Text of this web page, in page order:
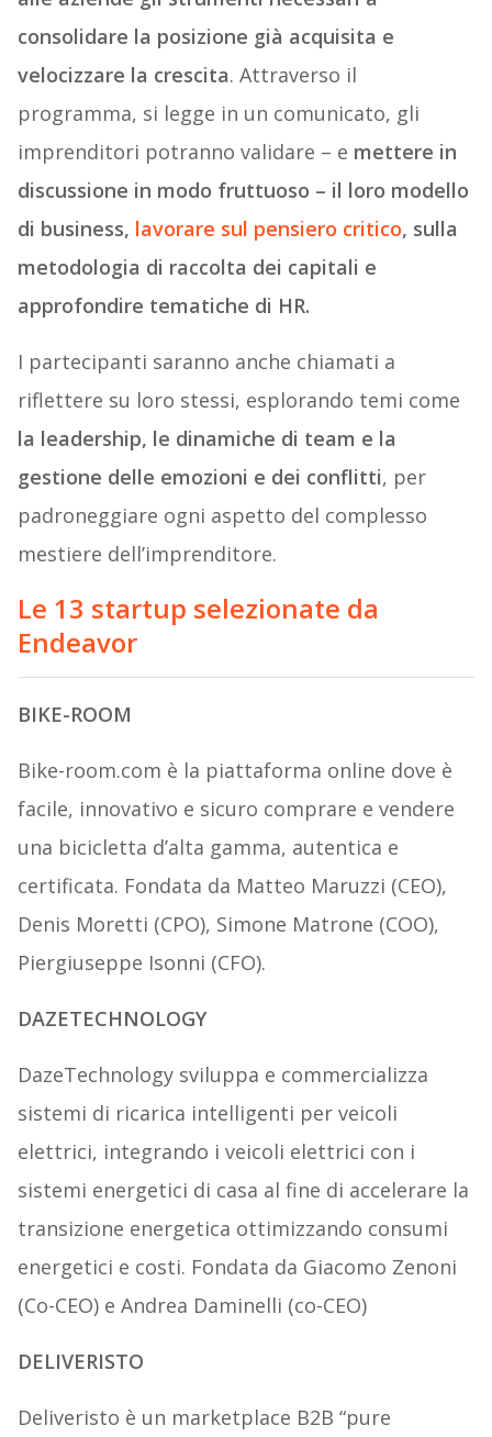
consolidare la posizione già acquisita e
velocizzare la crescita. Attraverso il
programma, si legge in un comunicato, gli
imprenditori potranno validare – e mettere in
discussione in modo fruttuoso – il loro modello
di business, lavorare sul pensiero critico, sulla
metodologia di raccolta dei capitali e
approfondire tematiche di HR.
I partecipanti saranno anche chiamati a
riflettere su loro stessi, esplorando temi come
la leadership, le dinamiche di team e la
gestione delle emozioni e dei conflitti, per
padroneggiare ogni aspetto del complesso
mestiere dell’imprenditore.
Le 13 startup selezionate da
Endeavor
BIKE-ROOM
Bike-room.com è la piattaforma online dove è
facile, innovativo e sicuro comprare e vendere
una bicicletta d’alta gamma, autentica e
certificata. Fondata da Matteo Maruzzi (CEO),
Denis Moretti (CPO), Simone Matrone (COO),
Piergiuseppe Isonni (CFO).
DAZETECHNOLOGY
DazeTechnology sviluppa e commercializza
sistemi di ricarica intelligenti per veicoli
elettrici, integrando i veicoli elettrici con i
sistemi energetici di casa al fine di accelerare la
transizione energetica ottimizzando consumi
energetici e costi. Fondata da Giacomo Zenoni
(Co-CEO) e Andrea Daminelli (co-CEO)
DELIVERISTO
Deliveristo è un marketplace B2B “pure